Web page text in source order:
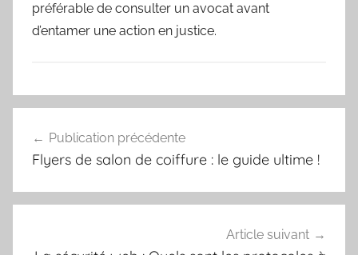
préférable de consulter un avocat avant
d’entamer une action en justice.
de
Publication précédente
Flyers de salon de coiffure : le guide ultime !
Article suivant